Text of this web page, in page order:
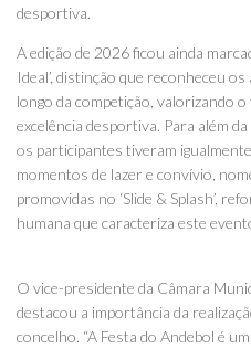
desportiva.
A edição de 2026 ficou ainda
Ideal’, distinção que reconheceu
longo da competição, valorizando
excelência desportiva. Para além
os participantes tiveram
momentos de lazer e convívio,
promovidas no ‘Slide & Splash’,
humana que caracteriza este
O vice-presidente da Câmara
destacou a importância da
concelho. “A Festa do Andebol é